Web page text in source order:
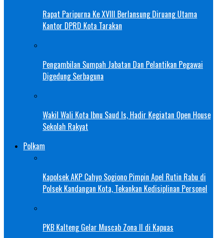
Rapat Paripurna Ke XVIII Berlansung Diruang Utama
Kantor DPRD Kota Tarakan
Pengambilan Sumpah Jabatan Dan Pelantikan Pegawai
Digedung Serbaguna
Wakil Wali Kota Ibnu Saud Is, Hadir Kegiatan Open House
Sekolah Rakyat
Polkam
Kapolsek AKP Cahyo Sogiono Pimpin Apel Rutin Rabu di
Polsek Kandangan Kota, Tekankan Kedisiplinan Personel
PKB Kalteng Gelar Muscab Zona II di Kapuas